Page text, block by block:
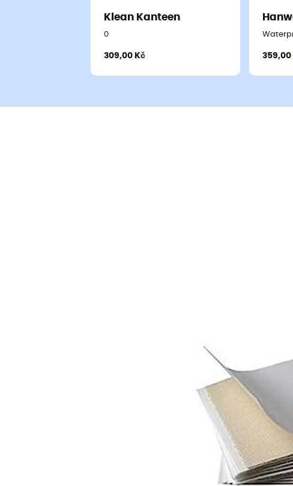
Klean Kanteen
0
309,00 Kč 359,00